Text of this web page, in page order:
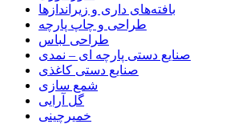
بافته‌های داری و زیراندازها
طراحی و چاپ پارچه
طراحی لباس
صنایع دستی پارچه ای – نمدی
صنایع دستی کاغذی
شمع سازی
گل آرایی
خمیرچینی